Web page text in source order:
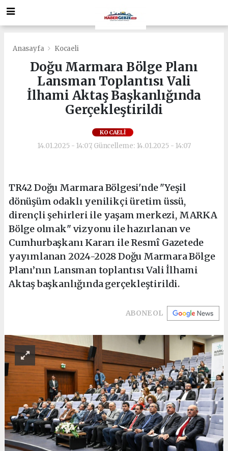
Anasayfa Kocaeli
Doğu Marmara Bölge Planı
Lansman Toplantısı Vali
İlhami Aktaş Başkanlığında
Gerçekleştirildi
KOCAELI
14.01.2025 - 14:07, Güncelleme: 14.01.2025 - 14:07
TR42 Doğu Marmara Bölgesi'nde "Yeşil
dönüşüm odaklı yenilikçi üretim üssü,
dirençli şehirleri ile yaşam merkezi, MARKA
Bölge olmak" vizyonu ile hazırlanan ve
Cumhurbaşkanı Kararı ile Resmî Gazetede
yayımlanan 2024-2028 Doğu Marmara Bölge
Planı’nın Lansman toplantısı Vali İlhami
Aktaş başkanlığında gerçekleştirildi.
ABONE OL